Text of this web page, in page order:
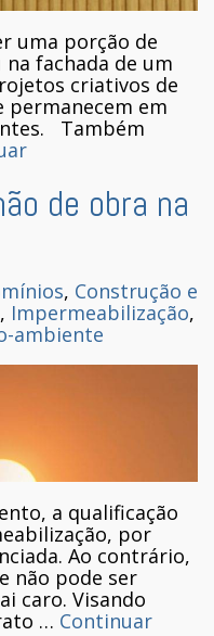
uma porção de
fachada de um
criativos de
em
Também
de obra na
, Construção e
, Impermeabilização,
ambiente
a qualificação
por
Ao contrário,
não pode ser
caro. Visando
… Continuar